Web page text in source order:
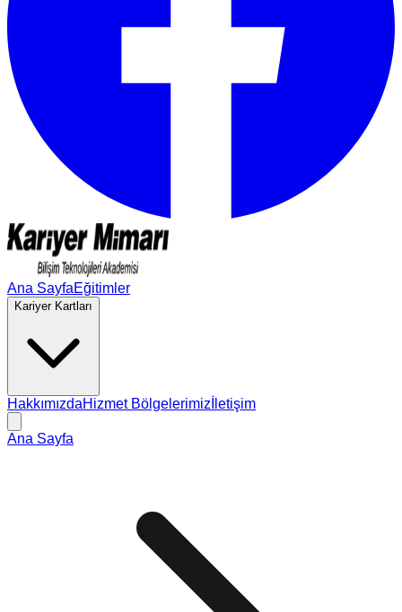
Ana SayfaEğitimler
Kariyer Kartları
HakkımızdaHizmet Bölgelerimiz İletişim
Ana Sayfa